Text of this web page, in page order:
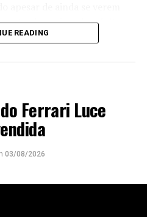
estradas, sejam de asfalto ou
READING
Ferrari Luce
03/08/2026